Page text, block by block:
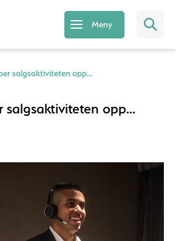
Meny
salgsaktiviteten opp...
salgsaktiviteten opp...